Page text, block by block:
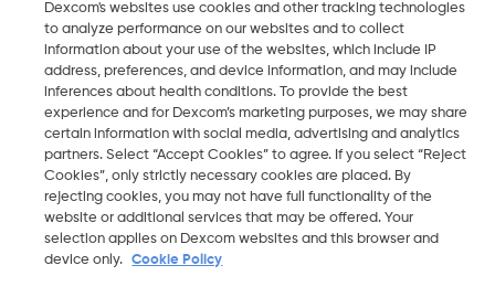
LT
Keisti regioną
Dexcom's websites use cookies and other tracking technologies
to analyze performance on our websites and to collect
information about your use of the websites, which include IP
address, preferences, and device information, and may include
inferences about health conditions. To provide the best
experience and for Dexcom’s marketing purposes, we may share
certain information with social media, advertising and analytics
partners. Select “Accept Cookies” to agree. If you select “Reject
Cookies”, only strictly necessary cookies are placed. By
rejecting cookies, you may not have full functionality of the
website or additional services that may be offered. Your
selection applies on Dexcom websites and this browser and
device only.
Cookie Policy